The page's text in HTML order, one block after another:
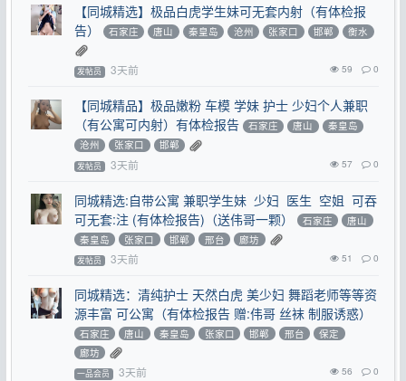
【同城精选】极品白虎学生妹可无套内射（有体检报
告）
石家庄 唐山 秦皇岛 沧州 张家口 邯郸 衡水
发帖员 3天前 59 0
【同城精品】极品嫩粉 车模 学妹 护士 少妇个人兼职
（有公寓可内射）有体检报告
石家庄 唐山
秦皇岛
沧州
张家口 邯郸
发帖员 3天前 57 0
同城精选:自带公寓 兼职学生妹 少妇 医生 空姐 可吞
可无套:注 (有体检报告)（送伟哥一颗）
石家庄
唐山
秦皇岛
张家口 邯郸 邢台 廊坊
发帖员 3天前 51 0
同城精选：清纯护士 天然白虎 美少妇 舞蹈老师等等资
源丰富 可公寓（有体检报告 赠:伟哥 丝袜 制服诱惑）
石家庄 唐山 秦皇岛 张家口 邯郸 邢台
保定
廊坊
一品会员 3天前 56 0